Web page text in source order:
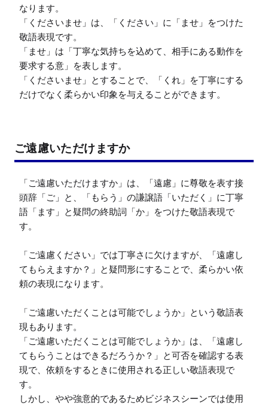
なります。
「くださいませ」は、「ください」に「ませ」をつけた
敬語表現です。
「ませ」は「丁寧な気持ちを込めて、相手にある動作を
要求する意」を表します。
「くださいませ」とすることで、「くれ」を丁寧にする
だけでなく柔らかい印象を与えることができます。
ご遠慮いただけますか
「ご遠慮いただけますか」は、「遠慮」に尊敬を表す接
頭辞「ご」と、「もらう」の謙譲語「いただく」に丁寧
語「ます」と疑問の終助詞「か」をつけた敬語表現で
す。
「ご遠慮ください」では丁寧さに欠けますが、「遠慮し
てもらえますか？」と疑問形にすることで、柔らかい依
頼の表現になります。
「ご遠慮いただくことは可能でしょうか」という敬語表
現もあります。
「ご遠慮いただくことは可能でしょうか」は、「遠慮し
てもらうことはできるだろうか？」と可否を確認する表
現で、依頼をするときに使用される正しい敬語表現で
す。
しかし、やや強意的であるためビジネスシーンでは使用